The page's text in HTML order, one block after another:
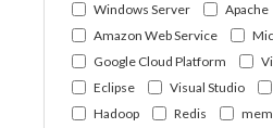
Windows Server
Apache
Amazon Web Service
Google Cloud Platform
Eclipse
Visual Studio
Hadoop
Redis